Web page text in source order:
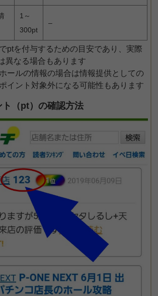
1～
300pt
–
ptを付与するための目安であり、実際
異なる場合もあります
ールの情報の場合は情報提供としての
イント対象外になる可能性もあります
ト（pt）の確認方法